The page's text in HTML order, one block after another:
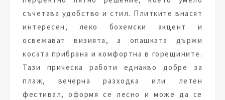
съчетава удобство и стил. Плитките внасят
интересен, леко бохемски акцент и
освежават визията, а опашката държи
косата прибрана и комфортна в горещините.
Тази прическа работи еднакво добре за
плаж, вечерна разходка или летен
фестивал, оформя се лесно и може да се